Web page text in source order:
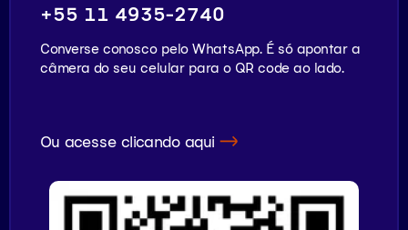
+55 11 4935-2740
Converse conosco pelo WhatsApp. É só apontar a
câmera do seu celular para o QR code ao lado.
Ou acesse clicando aqui